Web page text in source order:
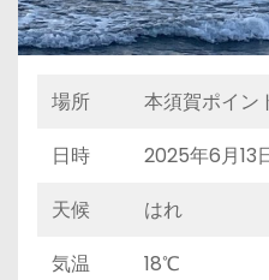
場所
本須賀ポイン
日時
2025年6月13
天候
はれ
気温
18℃